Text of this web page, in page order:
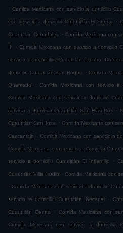
. Comida Mexicana con servicio a domicilio
con servicio a domicilio Cuautitlán El Huerto .
Cuautitlán Cebadales . Comida Mexicana con
III . Comida Mexicana con servicio a domicilio
servicio a domicilio Cuautitlán Lazaro
domicilio Cuautitlán San Roque . Comida
Quemado . Comida Mexicana con servicio a
Comida Mexicana con servicio a domicilio
servicio a domicilio Cuautitlán San Blas Dos .
Cuautitlán San Jose . Comida Mexicana con
Cascantitla . Comida Mexicana con servicio a
Comida Mexicana con servicio a domicilio
servicio a domicilio Cuautitlán El Infiernillo .
Cuautitlán Villa Jardin . Comida Mexicana con
. Comida Mexicana con servicio a domicilio
servicio a domicilio Cuautitlán Necapa .
Cuautitlán Centro . Comida Mexicana con
Comida Mexicana con servicio a domicilio